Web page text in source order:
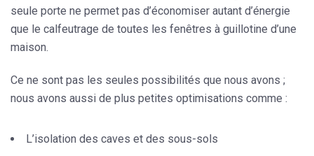
seule porte ne permet pas d’économiser autant d’énergie
que le calfeutrage de toutes les fenêtres à guillotine d’une
maison.
Ce ne sont pas les seules possibilités que nous avons ;
nous avons aussi de plus petites optimisations comme :
L’isolation des caves et des sous-sols